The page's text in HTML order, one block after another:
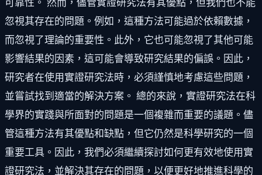
可靠性。 然而，儘管實證研究法有其優點，但我們也不能
忽視其存在的問題。例如，這種方法可能過於依賴數據，
而忽視了理論的重要性。此外，它也可能忽視了其他可能
影響結果的因素，這可能會導致研究結果的偏誤。因此，
研究者在使用實證研究法時，必須謹慎地考慮這些問題，
並嘗試找到適當的解決方案。 總的來說，實證研究法在科
學界的實踐與所面對的問題是一個複雜而重要的議題。儘
管這種方法有其優點和缺點，但它仍然是科學研究的一個
重要工具。因此，我們必須繼續探討如何更有效地使用實
證研究法，並解決其存在的問題，以便更好地推進科學的